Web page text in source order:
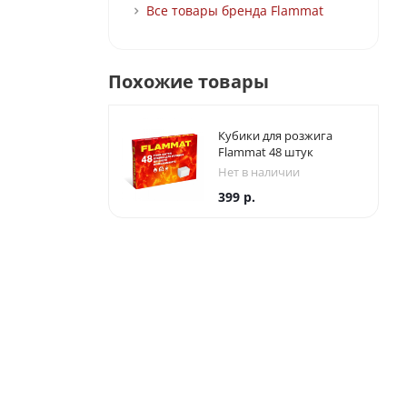
Все товары бренда Flammat
Похожие товары
Кубики для розжига
Flammat 48 штук
Нет в наличии
399р.